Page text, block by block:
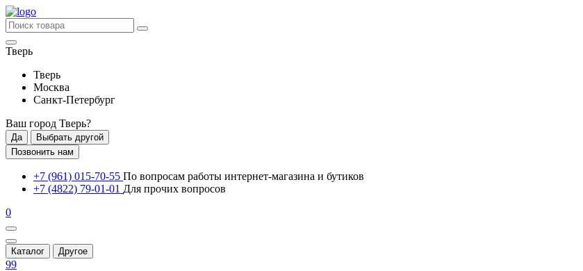
Тверь
Тверь
Москва
Санкт-Петербург
Ваш город Тверь?
Да
Выбрать другой
Позвонить нам
+7 (961) 015-70-55 По вопросам работы интернет-магазина и бутиков
+7 (4822) 79-01-01 Для прочих вопросов
0
Каталог Другое
99